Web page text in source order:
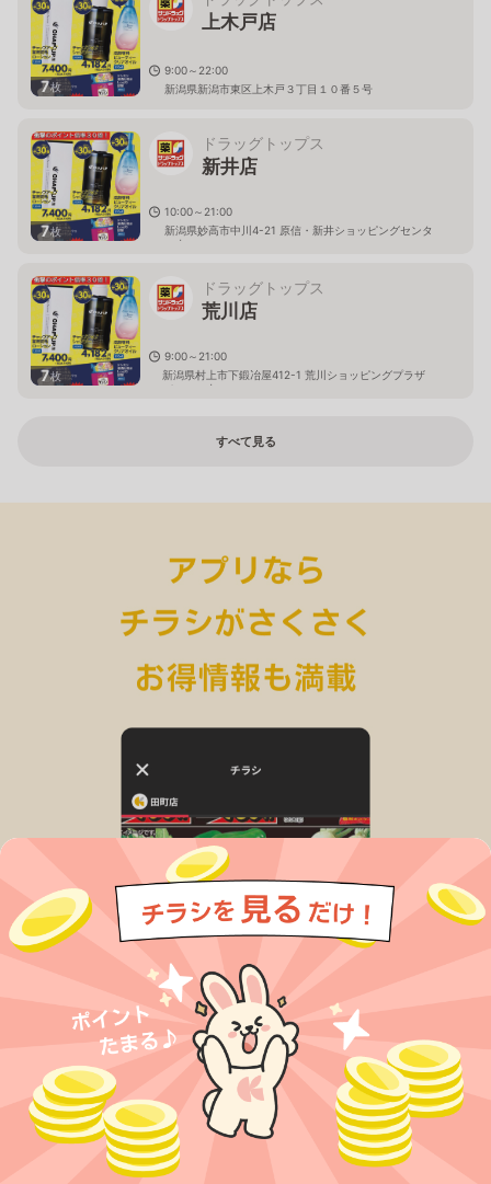
7枚
上木戸店
9:00～22:00
新潟県新潟市東区上木戸３丁目１０番５号
7枚
ドラッグトップス
新井店
10:00～21:00
新潟県妙高市中川4-21 原信・新井ショッピングセンタ
ー内
7枚
ドラッグトップス
荒川店
9:00～21:00
新潟県村上市下鍛冶屋412-1 荒川ショッピングプラザ
パルティ内
すべて見る